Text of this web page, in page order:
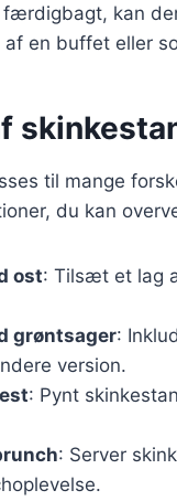
kan
af en buffet eller
til mange
du kan
ost: Tilsæt et lag
grøntsager:
version.
: Pynt
: Server